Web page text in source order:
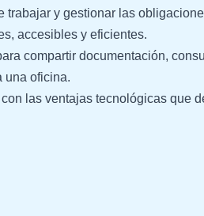
y gestionar las
accesibles y eficientes.
compartir documentación,
una oficina.
las ventajas tecnológicas que